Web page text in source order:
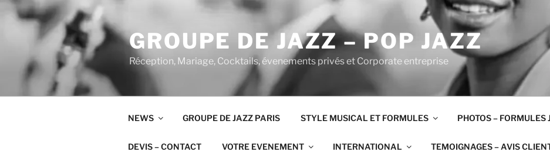
Aller
GROUPE DE JAZZ – POP JAZZ
Réception, Mariage, Cocktails, évenements privés et Corporate entreprise
NEWS GROUPE DE JAZZ PARIS STYLE MUSICAL ET FORMULES PHOTOS – FORMULES
DEVIS – CONTACT VOTRE EVENEMENT INTERNATIONAL TEMOIGNAGES – AVIS